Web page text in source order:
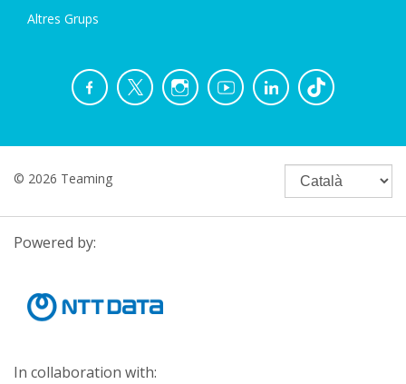
Altres Grups
© 2026 Teaming
Powered by:
In collaboration with: